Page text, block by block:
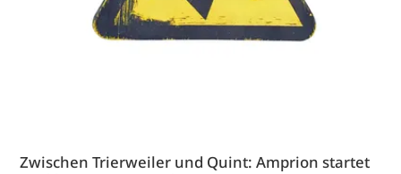
Zwischen Trierweiler und Quint: Amprion startet